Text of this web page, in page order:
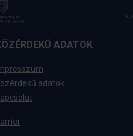
ADATOK
adatok